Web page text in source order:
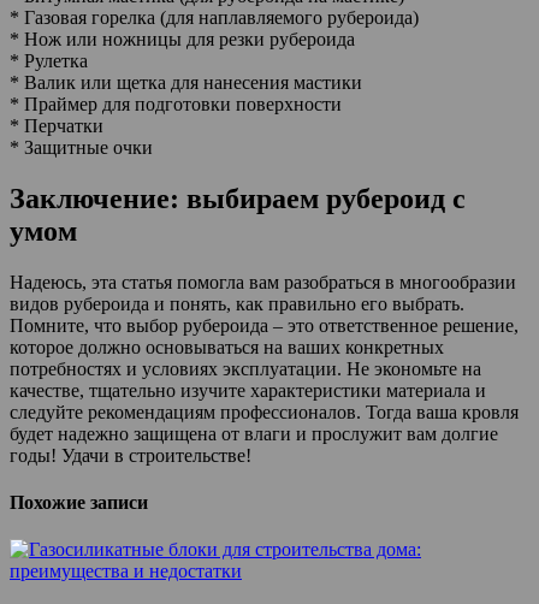
* Газовая горелка (для наплавляемого рубероида)
* Нож или ножницы для резки рубероида
* Рулетка
* Валик или щетка для нанесения мастики
* Праймер для подготовки поверхности
* Перчатки
* Защитные очки
Заключение: выбираем рубероид с
умом
Надеюсь, эта статья помогла вам разобраться в многообразии
видов рубероида и понять, как правильно его выбрать.
Помните, что выбор рубероида – это ответственное решение,
которое должно основываться на ваших конкретных
потребностях и условиях эксплуатации. Не экономьте на
качестве, тщательно изучите характеристики материала и
следуйте рекомендациям профессионалов. Тогда ваша кровля
будет надежно защищена от влаги и прослужит вам долгие
годы! Удачи в строительстве!
Похожие записи